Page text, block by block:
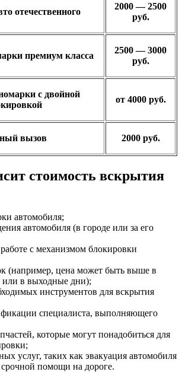
отечественного
2000 — 2500
руб.
премиум класса
2500 — 3000
руб.
с двойной
от 4000 руб.
вызов 2000 руб.
стоимость вскрытия
автомобиля;
автомобиля (в городе или за его
с механизмом блокировки
(например, цена может быть выше в
или в выходные дни);
инструментов для вскрытия
специалиста, выполняющего
которые могут понадобиться для
услуг, таких как эвакуация автомобиля
помощи на дороге.